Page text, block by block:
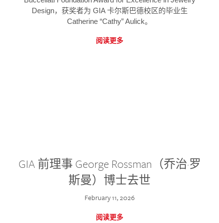
Design，获奖者为 GIA 卡尔斯巴德校区的毕业生
Catherine “Cathy” Aulick。
阅读更多
GIA 前理事 George Rossman（乔治·罗
斯曼）博士去世
February 11, 2026
阅读更多